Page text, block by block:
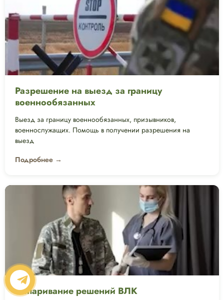
Разрешение на выезд за границу
военнообязанных
Выезд за границу военнообязанных, призывников,
военнослужащих. Помощь в получении разрешения на
выезд
Подробнее →
Оспаривание решений ВЛК